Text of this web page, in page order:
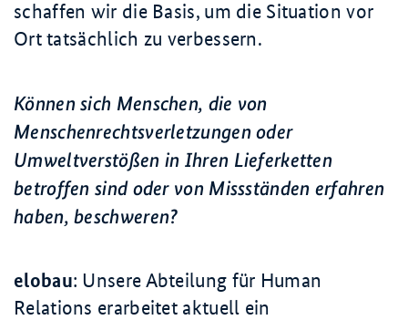
schaffen wir die Basis, um die Situation vor
Ort tatsächlich zu verbessern.
Können sich Menschen, die von
Menschenrechtsverletzungen oder
Umweltverstößen in Ihren Lieferketten
betroffen sind oder von Missständen erfahren
haben, beschweren?
elobau: Unsere Abteilung für Human
Relations erarbeitet aktuell ein